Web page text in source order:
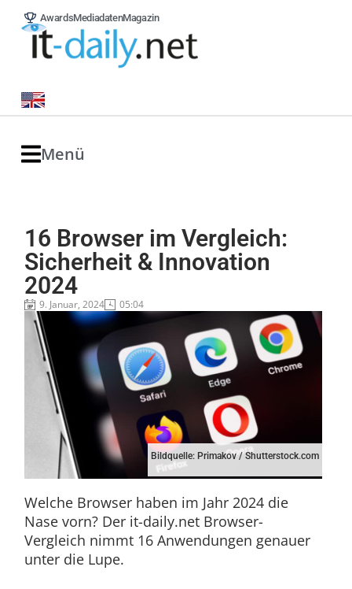
AwardsMediadatenMagazin
Menü
16 Browser im Vergleich:
Sicherheit & Innovation
2024
9. Januar, 2024 05:04
Bildquelle: Primakov / Shutterstock.com
Welche Browser haben im Jahr 2024 die
Nase vorn? Der it-daily.net Browser-
Vergleich nimmt 16 Anwendungen genauer
unter die Lupe.